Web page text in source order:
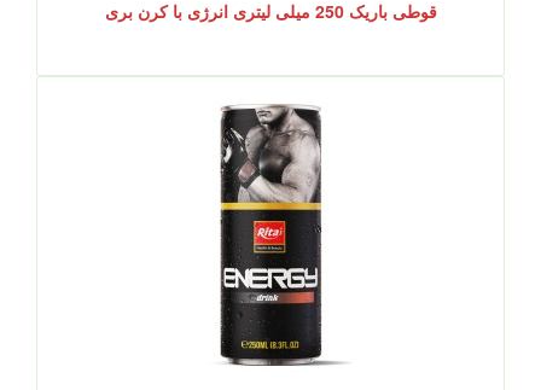
قوطی باریک 250 میلی لیتری انرژی با کرن بری